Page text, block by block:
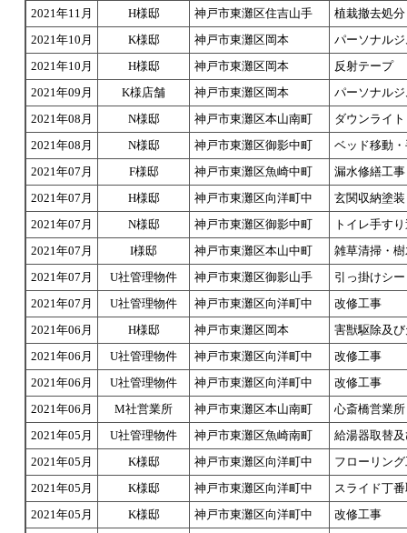
2021年11月 H様邸 神戸市東灘区住吉山手
植栽撤去処
2021年10月
K様邸 神戸市東灘区岡本
パーソナル
2021年10月
H様邸 神戸市東灘区岡本
反射テープ
2021年09月
K様店舗 神戸市東灘区岡本
パーソナル
2021年08月
N様邸 神戸市東灘区本山南町
ダウンライ
2021年08月
N様邸 神戸市東灘区御影中町
ベッド移動
2021年07月
F様邸 神戸市東灘区魚崎中町
漏水修繕工事
2021年07月
H様邸 神戸市東灘区向洋町中
玄関収納塗
2021年07月
N様邸 神戸市東灘区御影中町
トイレ手す
2021年07月
I様邸 神戸市東灘区本山中町
雑草清掃・
2021年07月
U社管理物件 神戸市東灘区御影山手
引っ掛けシ
2021年07月
U社管理物件 神戸市東灘区向洋町中
改修工事
2021年06月
H様邸 神戸市東灘区岡本
害獣駆除及
2021年06月
U社管理物件 神戸市東灘区向洋町中
改修工事
2021年06月
U社管理物件 神戸市東灘区向洋町中
改修工事
2021年06月
M社営業所 神戸市東灘区本山南町
心斎橋営業
2021年05月
U社管理物件 神戸市東灘区魚崎南町
給湯器取替
2021年05月
K様邸 神戸市東灘区向洋町中
フローリン
2021年05月
K様邸 神戸市東灘区向洋町中
スライド丁
2021年05月
K様邸 神戸市東灘区向洋町中
改修工事